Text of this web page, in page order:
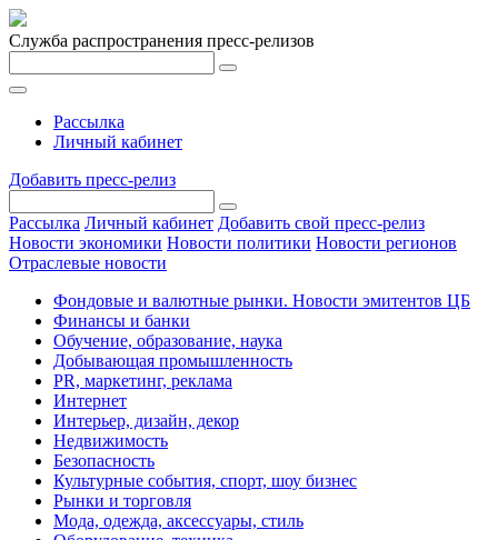
Служба распространения пресс-релизов
Рассылка
Личный кабинет
Добавить пресс-релиз
Рассылка Личный кабинет Добавить свой пресс-релиз
Новости экономики Новости политики Новости регионов
Отраслевые новости
Фондовые и валютные рынки. Новости эмитентов ЦБ
Финансы и банки
Обучение, образование, наука
Добывающая промышленность
PR, маркетинг, реклама
Интернет
Интерьер, дизайн, декор
Недвижимость
Безопасность
Культурные события, спорт, шоу бизнес
Рынки и торговля
Мода, одежда, аксессуары, стиль